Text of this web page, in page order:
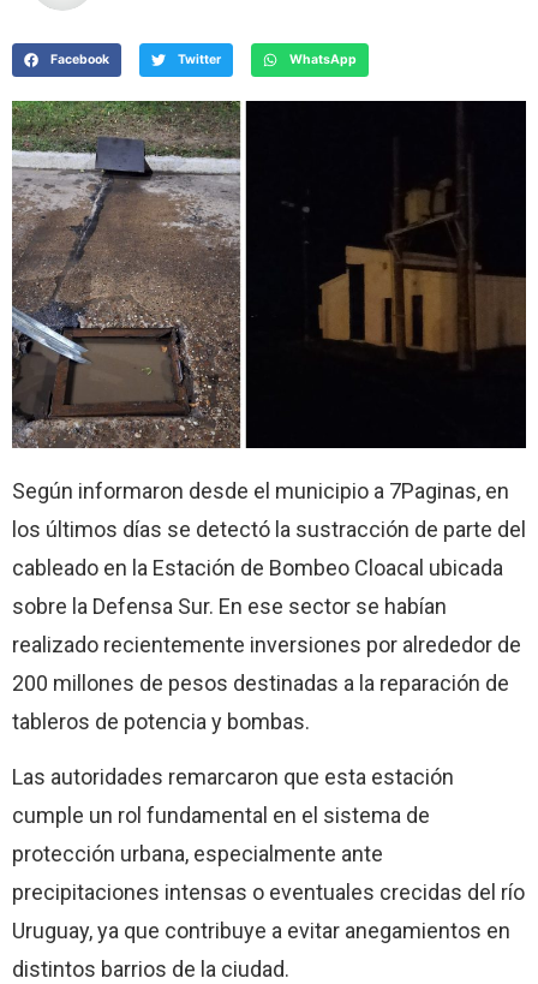
Facebook Twitter WhatsApp
Según informaron desde el municipio a 7Paginas, en
los últimos días se detectó la sustracción de parte del
cableado en la Estación de Bombeo Cloacal ubicada
sobre la Defensa Sur. En ese sector se habían
realizado recientemente inversiones por alrededor de
200 millones de pesos destinadas a la reparación de
tableros de potencia y bombas.
Las autoridades remarcaron que esta estación
cumple un rol fundamental en el sistema de
protección urbana, especialmente ante
precipitaciones intensas o eventuales crecidas del río
Uruguay, ya que contribuye a evitar anegamientos en
distintos barrios de la ciudad.